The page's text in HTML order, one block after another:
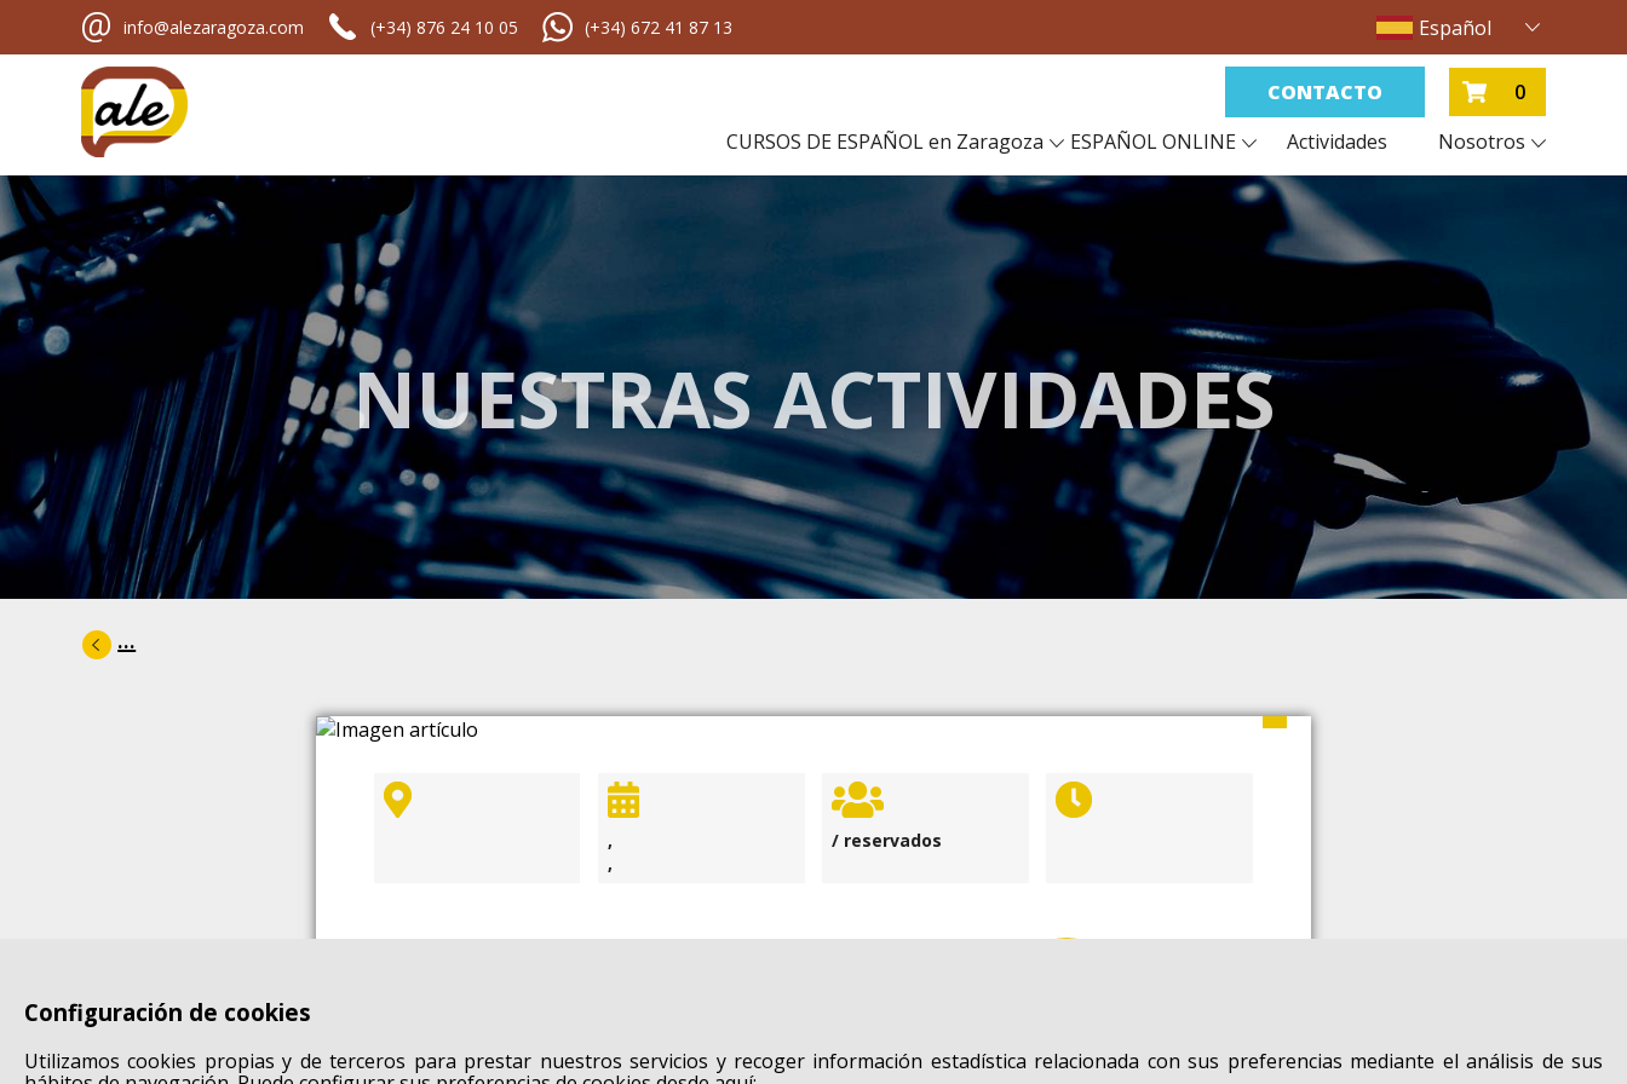
info@alezaragoza.com (+34) 876 24 10 05 (+34) 672 41 87 13 Español
CURSOS DE ESPAÑOL en Zaragoza ESPAÑOL ONLINE Actividades Nosotros
CONTACTO 0
NUESTRAS ACTIVIDADES
...
,
,
/ reservados
Configuración de cookies
Utilizamos cookies propias y de terceros para prestar nuestros servicios y recoger información estadística relacionada con sus preferencias mediante el análisis de sus